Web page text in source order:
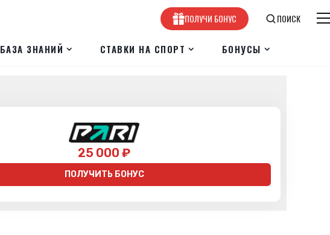
ПОЛУЧИ БОНУС ПОИСК
БАЗА ЗНАНИЙ СТАВКИ НА СПОРТ БОНУСЫ
25 000 ₽
ПОЛУЧИТЬ БОНУС